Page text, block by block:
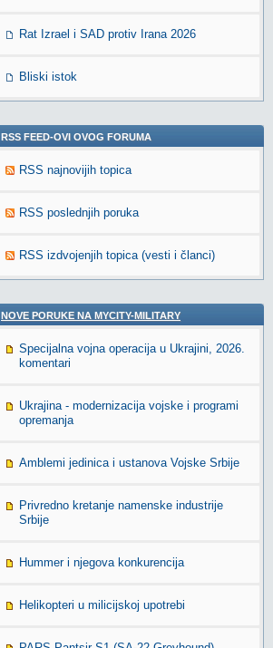
Rat Izrael i SAD protiv Irana 2026
Bliski istok
RSS FEED-OVI OVOG FORUMA
RSS najnovijih topica
RSS poslednjih poruka
RSS izdvojenjih topica (vesti i članci)
NOVE PORUKE NA MYCITY-MILITARY
Specijalna vojna operacija u Ukrajini, 2026.
komentari
Ukrajina - modernizacija vojske i programi
opremanja
Amblemi jedinica i ustanova Vojske Srbije
Privredno kretanje namenske industrije
Srbije
Hummer i njegova konkurencija
Helikopteri u milicijskoj upotrebi